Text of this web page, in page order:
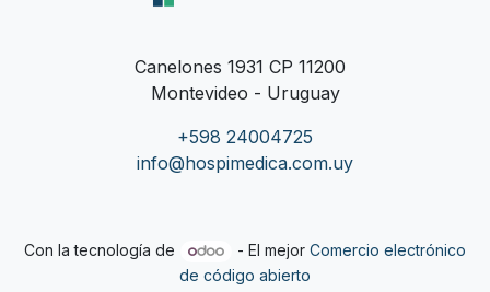
Canelones 1931 CP 11200
Montevideo - Uruguay
+598 24004725
info@hospimedica.com.uy
Con la tecnología de - El mejor Comercio electrónico
de código abierto